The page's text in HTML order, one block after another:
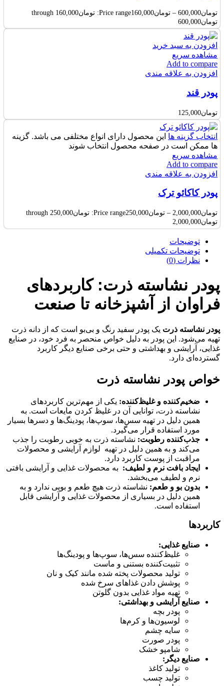
تومان600,000
– تومان160,000
Price range: تومان160,000 through
تومان600,000
افزودن به سبد خرید
مشاهده سریع
Add to compare
افزودن به علاقه مندی
پودر قند
تومان125,000
انتخاب گزینه ها این محصول دارای انواع مختلفی می باشد. گزینه
ها ممکن است در صفحه محصول انتخاب شوند
مشاهده سریع
Add to compare
افزودن به علاقه مندی
پودر کاکائو ترک
تومان2,000,000
– تومان250,000
Price range: تومان250,000 through
تومان2,000,000
توضیحات
توضیحات تکمیلی
نظرات (0)
پودر نشاسته ذرت: کاربردهای
فراوان از آشپزخانه تا صنعت
پودر نشاسته ذرت یک پودر سفید رنگ و بی‌بو است که از دانه ذرت
تهیه می‌شود. این پودر به دلیل خواص منحصر به فرد خود، در صنایع
غذایی، آرایشی و بهداشتی و حتی برخی صنایع دیگر کاربرد
گسترده‌ای دارد.
خواص پودر نشاسته ذرت
ضخیم‌کننده و غلیظ‌کننده: یکی از مهم‌ترین کاربردهای
نشاسته ذرت، توانایی آن در غلیظ کردن مایعات است. به
همین دلیل در تهیه سس‌ها، سوپ‌ها، پودینگ‌ها و دسرها بسیار
مورد استفاده قرار می‌گیرد.
جذب‌کننده رطوبت: نشاسته ذرت به خوبی رطوبت را جذب
می‌کند و به همین دلیل در تهیه لوازم آرایشی و محصولات
مراقبت از پوست کاربرد دارد.
ایجاد بافت نرم و لطیف: به محصولات غذایی و آرایشی بافتی
نرم و لطیف می‌بخشد.
بدون بو و طعم: نشاسته ذرت هیچ طعم و بویی ندارد و به
همین دلیل در بسیاری از محصولات غذایی و آرایشی قابل
استفاده است.
کاربردها
صنایع غذایی:
غلیظ‌کننده سس‌ها، سوپ‌ها و پودینگ‌ها
تثبیت‌کننده بستنی و ماست
تولید محصولات پخته شده مانند کیک و نان
پوشش دادن غذاهای سرخ شده
تهیه مواد غذایی بدون گلوتن
صنایع آرایشی و بهداشتی:
پودر بچه
لوسیون‌ها و کرم‌ها
سایه چشم
پودر صورت
شامپو خشک
صنایع دیگر:
تولید کاغذ
تولید چسب